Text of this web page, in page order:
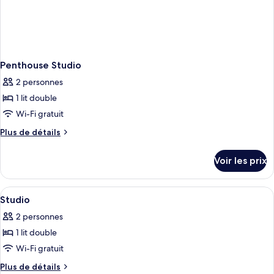
Penthouse Studio
2 personnes
1 lit double
Wi-Fi gratuit
Plus de détails
Plus
le
type
de
Penthouse
Studio
Voir les prix
Afficher
toutes
les
photos
pour
ce
Espace de travail pour ordinateur
13
Studio
2 personnes
1 lit double
Wi-Fi gratuit
Plus de détails
Plus